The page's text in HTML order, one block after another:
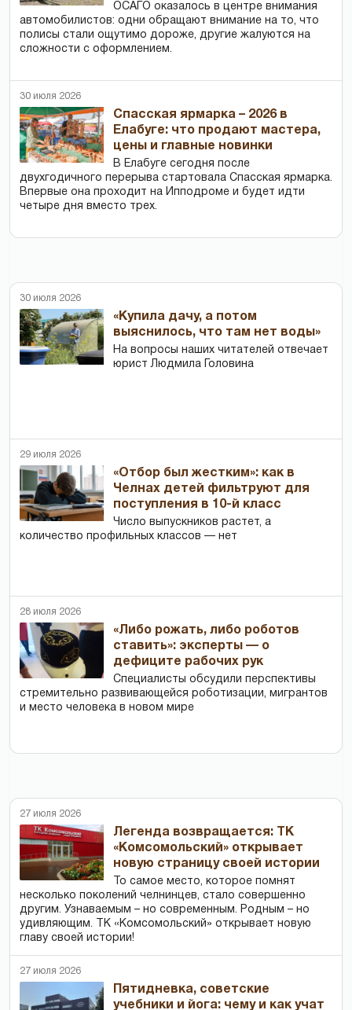
ОСАГО оказалось в центре внимания
автомобилистов: одни обращают внимание на то, что
полисы стали ощутимо дороже, другие жалуются на
сложности с оформлением.
30 июля 2026
Спасская ярмарка – 2026 в
Елабуге: что продают мастера,
цены и главные новинки
В Елабуге сегодня после
двухгодичного перерыва стартовала Спасская ярмарка.
Впервые она проходит на Ипподроме и будет идти
четыре дня вместо трех.
30 июля 2026
«Купила дачу, а потом
выяснилось, что там нет воды»
На вопросы наших читателей отвечает
юрист Людмила Головина
29 июля 2026
«Отбор был жестким»: как в
Челнах детей фильтруют для
поступления в 10-й класс
Число выпускников растет, а
количество профильных классов — нет
28 июля 2026
«Либо рожать, либо роботов
ставить»: эксперты — о
дефиците рабочих рук
Специалисты обсудили перспективы
стремительно развивающейся роботизации, мигрантов
и место человека в новом мире
27 июля 2026
Легенда возвращается: ТК
«Комсомольский» открывает
новую страницу своей истории
То самое место, которое помнят
несколько поколений челнинцев, стало совершенно
другим. Узнаваемым – но современным. Родным – но
удивляющим. ТК «Комсомольский» открывает новую
главу своей истории!
27 июля 2026
Пятидневка, советские
учебники и йога: чему и как учат